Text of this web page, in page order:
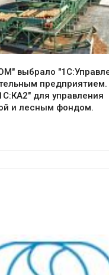
Смотреть проект
выбрало
для управления
и лесным фондом.